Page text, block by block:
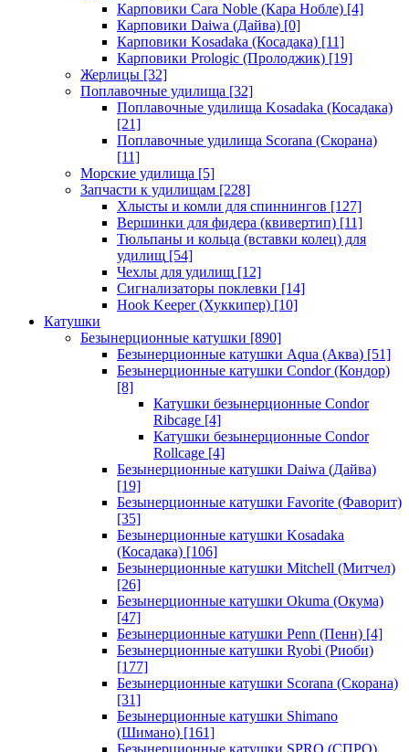
Карповики Cara Noble (Кара Нобле) [4]
Карповики Daiwa (Дайва) [0]
Карповики Kosadaka (Косадака) [11]
Карповики Prologic (Пролоджик) [19]
Жерлицы [32]
Поплавочные удилища [32]
Поплавочные удилища Kosadaka (Косадака)
[21]
Поплавочные удилища Scorana (Скорана)
[11]
Морские удилища [5]
Запчасти к удилищам [228]
Хлысты и комли для спиннингов [127]
Вершинки для фидера (квивертип) [11]
Тюльпаны и кольца (вставки колец) для
удилищ [54]
Чехлы для удилищ [12]
Сигнализаторы поклевки [14]
Hook Keeper (Хуккипер) [10]
Катушки
Безынерционные катушки [890]
Безынерционные катушки Aqua (Аква) [51]
Безынерционные катушки Condor (Кондор)
[8]
Катушки безынерционные Condor
Ribcage [4]
Катушки безынерционные Condor
Rollcage [4]
Безынерционные катушки Daiwa (Дайва)
[19]
Безынерционные катушки Favorite (Фаворит)
[35]
Безынерционные катушки Kosadaka
(Косадака) [106]
Безынерционные катушки Mitchell (Митчел)
[26]
Безынерционные катушки Okuma (Окума)
[47]
Безынерционные катушки Penn (Пенн) [4]
Безынерционные катушки Ryobi (Риоби)
[177]
Безынерционные катушки Scorana (Скорана)
[31]
Безынерционные катушки Shimano
(Шимано) [161]